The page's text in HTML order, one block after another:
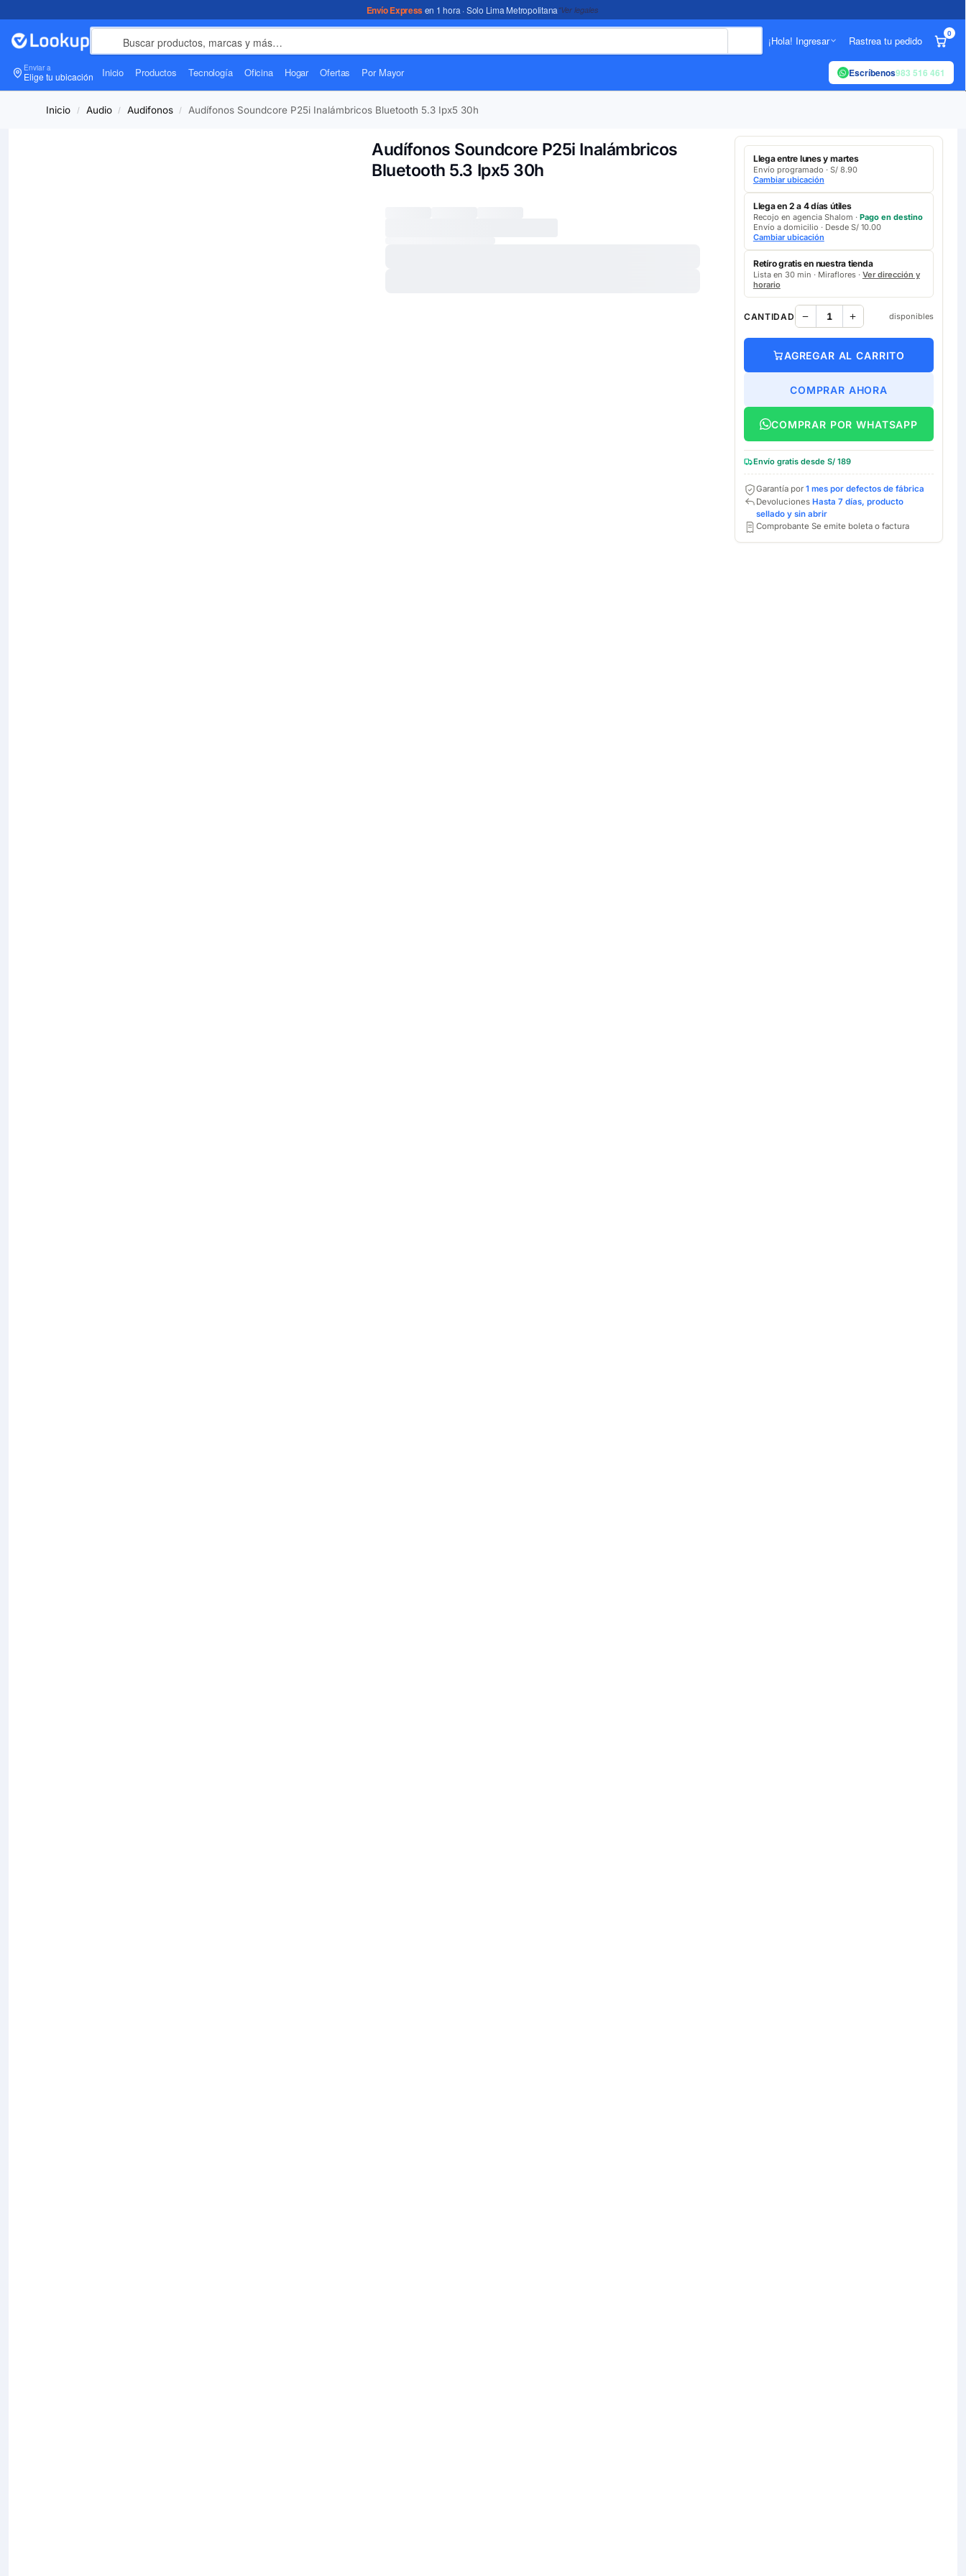
Envío Expressen 1 hora · Solo Lima Metropolitana*Ver legales
¡Hola! Ingresar Rastrea tu pedido
0
Enviar a
Elige tu ubicación Inicio Productos Tecnología Oficina Hogar Ofertas Por Mayor Escríbenos983 516 461
Inicio / Audio / Audifonos / Audífonos Soundcore P25i Inalámbricos Bluetooth 5.3 Ipx5 30h
Audífonos Soundcore P25i Inalámbricos
Bluetooth 5.3 Ipx5 30h
Llega entre lunes y martes
Envío programado · S/ 8.90
Cambiar ubicación
Llega en 2 a 4 días útiles
Recojo en agencia Shalom · Pago en destino
Envío a domicilio · Desde S/ 10.00
Cambiar ubicación
Retíro gratis en nuestra tienda
Lista en 30 min · Miraflores · Ver dirección y
horario
CANTIDAD disponibles
AGREGAR AL CARRITO
COMPRAR AHORA
COMPRAR POR WHATSAPP
Envío gratis desde S/ 189
Garantía por 1 mes por defectos de fábrica
Devoluciones Hasta 7 días, producto
sellado y sin abrir
Comprobante Se emite boleta o factura